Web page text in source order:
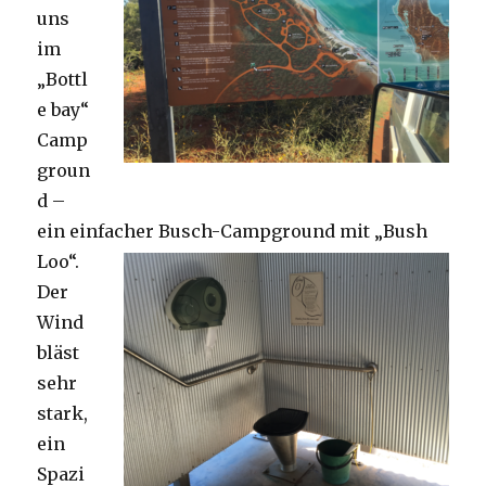
uns
im
„Bottl
e bay“
Camp
groun
d –
ein einfacher Busch-Campground mit „Bush
Loo“.
Der
Wind
bläst
sehr
stark,
ein
Spazi